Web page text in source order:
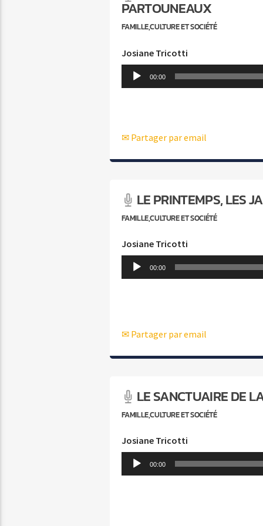
PARTOUNEAUX
FAMILLE,CULTURE ET SOCIÉTÉ
Josiane Tricotti
Lecteur
audio
00:00
✉ Partager par email
LE PRINTEMPS, LES
FAMILLE,CULTURE ET SOCIÉTÉ
Josiane Tricotti
Lecteur
audio
00:00
✉ Partager par email
LE SANCTUAIRE DE
FAMILLE,CULTURE ET SOCIÉTÉ
Josiane Tricotti
Lecteur
audio
00:00